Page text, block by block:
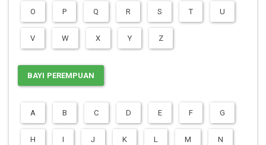
O P Q R S T U
V W X Y Z
BAYI PEREMPUAN
A B C D E F G
H I J K L M N